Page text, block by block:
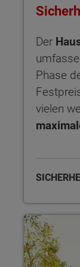
Der
Phase
vielen
NOVO –